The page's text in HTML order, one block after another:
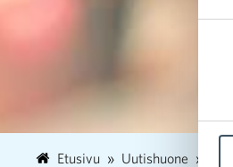
Etusivu Uutishuone